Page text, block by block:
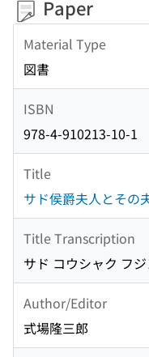
Paper
Material Type
図書
ISBN
978-4-910213-10-1
Title
サド侯爵夫人とその
Title Transcription
サド コウシャク フ
Author/Editor
式場隆三郎